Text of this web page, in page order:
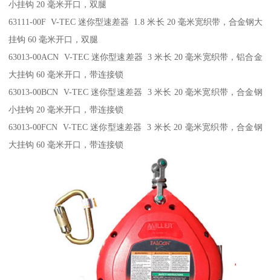
小挂钩 20 毫米开口，双腿
63111-00F V-TEC 迷你型速差器 1.8 米长 20 毫米宽织带，合金钢大
挂钩 60 毫米开口，双腿
63013-00ACN V-TEC 迷你型速差器 3 米长 20 毫米宽织带，铝合金
大挂钩 60 毫米开口，带连接锁
63013-00BCN V-TEC 迷你型速差器 3 米长 20 毫米宽织带，合金钢
小挂钩 20 毫米开口，带连接锁
63013-00FCN V-TEC 迷你型速差器 3 米长 20 毫米宽织带，合金钢
大挂钩 60 毫米开口，带连接锁